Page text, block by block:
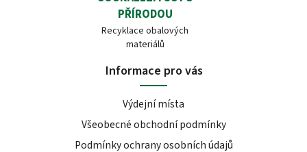
PŘÍRODOU
Recyklace obalových
materiálů
Informace pro vás
Výdejní místa
Všeobecné obchodní podmínky
Podmínky ochrany osobních údajů